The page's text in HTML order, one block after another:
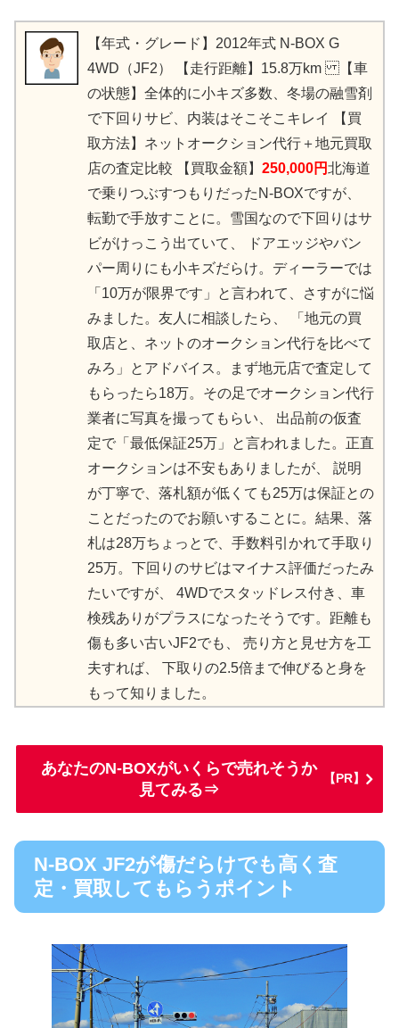
【年式・グレード】2012年式 N-BOX G
4WD（JF2） 【走行距離】15.8万km 【車
の状態】全体的に小キズ多数、冬場の融雪剤
で下回りサビ、内装はそこそこキレイ 【買
取方法】ネットオークション代行＋地元買取
店の査定比較 【買取金額】 250,000円北海道
で乗りつぶすつもりだったN-BOXですが、
転勤で手放すことに。 雪国なので下回りはサ
ビがけっこう出ていて、 ドアエッジやバン
パー周りにも小キズだらけ。 ディーラーでは
「10万が限界です」と言われて、さすがに悩
みました。 友人に相談したら、 「地元の買
取店と、ネットのオークション代行を比べて
みろ」とアドバイス。 まず地元店で査定して
もらったら18万。 その足でオークション代行
業者に写真を撮ってもらい、 出品前の仮査
定で「最低保証25万」と言われました。 正直
オークションは不安もありましたが、 説明
が丁寧で、落札額が低くても25万は保証との
ことだったのでお願いすることに。 結果、落
札は28万ちょっとで、手数料引かれて手取り
25万。 下回りのサビはマイナス評価だったみ
たいですが、 4WDでスタッドレス付き、車
検残ありがプラスになったそうです。 距離も
傷も多い古いJF2でも、 売り方と見せ方を工
夫すれば、 下取りの2.5倍まで伸びると身を
もって知りました。
あなたのN-BOXがいくらで売れそうか
見てみる⇒
【PR】
N-BOX JF2が傷だらけでも高く査
定・買取してもらうポイント